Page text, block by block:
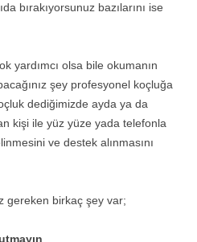
bırakıyorsunuz bazılarını ise
yardımcı olsa bile okumanın
şey profesyonel koçluğa
dediğimizde ayda ya da
kişi ile yüz yüze yada telefonla
ve destek alınmasını
gereken birkaç şey var;